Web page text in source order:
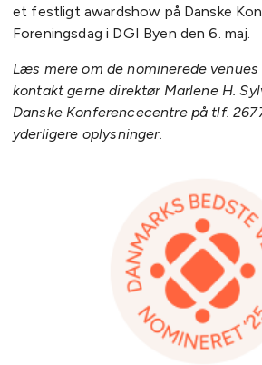
et festligt awardshow på Danske
Foreningsdag i DGI Byen den 6. maj.
Læs mere om de nominerede venues
kontakt gerne direktør Marlene H.
Danske Konferencecentre på tlf.
yderligere oplysninger.